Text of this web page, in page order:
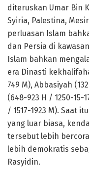
diteruskan Umar Bin
Syiria, Palestina,
perluasan Islam
dan Persia di
Islam bahkan
era Dinasti
749 M), Abbasiyah
(648-923 H / 1250-15-
/ 1517-1923 M). Saat
yang luar biasa,
tersebut lebih
lebih demokratis
Rasyidin.